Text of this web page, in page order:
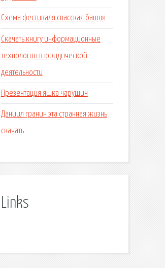
Схема фестиваля спасская башня
Скачать книгу информационные
технологии в юридической
деятельности
Презентация яшка чарушин
Даниил гранин эта странная жизнь
скачать
Links